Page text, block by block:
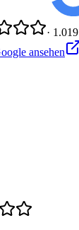
· 1.019
ansehen